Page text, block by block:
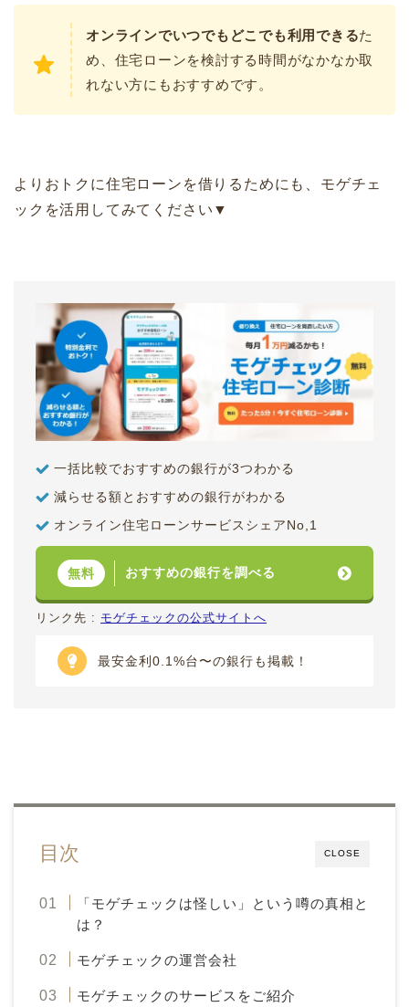
オンラインでいつでもどこでも利用できるた
め、住宅ローンを検討する時間がなかなか取
れない方にもおすすめです。
よりおトクに住宅ローンを借りるためにも、モゲチェ
ックを活用してみてください▼
一括比較でおすすめの銀行が3つわかる
減らせる額とおすすめの銀行がわかる
オンライン住宅ローンサービスシェアNo,1
無料 おすすめの銀行を調べる
リンク先 : モゲチェックの公式サイトへ
最安金利0.1%台〜の銀行も掲載！
CLOSE
目次
「モゲチェックは怪しい」という噂の真相と
は？
モゲチェックの運営会社
モゲチェックのサービスをご紹介